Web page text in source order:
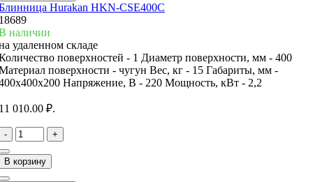
Hurakan HKN-CSE400C
наличии
удаленном складе
поверхностей - 1 Диаметр поверхности, мм - 400
поверхности - чугун Вес, кг - 15 Габариты, мм -
Напряжение, В - 220 Мощность, кВт - 2,2
010.00 ₽.
- +
В корзину